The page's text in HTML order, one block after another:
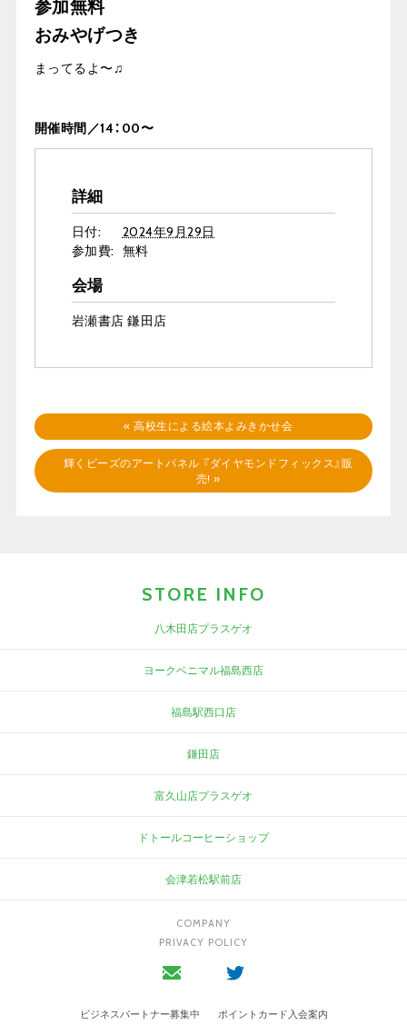
参加無料
おみやげつき
まってるよ〜♫
開催時間／14：00〜
詳細
日付:
2024年9月29日
参加費: 無料
会場
岩瀬書店 鎌田店
« 高校生による絵本よみきかせ会
輝くビーズのアートパネル 『ダイヤモンドフィックス』販
売! »
STORE INFO
八木田店プラスゲオ
ヨークベニマル福島西店
福島駅西口店
鎌田店
富久山店プラスゲオ
ドトールコーヒーショップ
会津若松駅前店
COMPANY
PRIVACY POLICY
ビジネスパートナー募集中 ポイントカード入会案内